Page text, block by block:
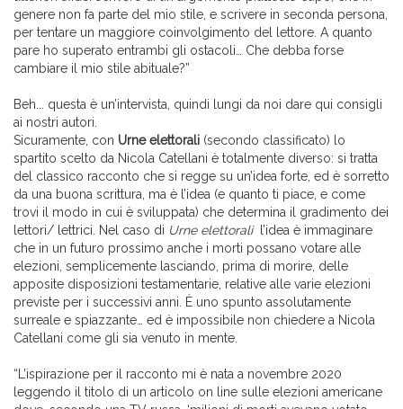
genere non fa parte del mio stile, e scrivere in seconda persona,
per tentare un maggiore coinvolgimento del lettore. A quanto
pare ho superato entrambi gli ostacoli… Che debba forse
cambiare il mio stile abituale?”
Beh... questa è un’intervista, quindi lungi da noi dare qui consigli
ai nostri autori.
Sicuramente, con Urne elettorali (secondo classificato) lo
spartito scelto da Nicola Catellani è totalmente diverso: si tratta
del classico racconto che si regge su un’idea forte, ed è sorretto
da una buona scrittura, ma è l’idea (e quanto ti piace, e come
trovi il modo in cui è sviluppata) che determina il gradimento dei
lettori/ lettrici. Nel caso di Urne elettoralil’idea è immaginare
che in un futuro prossimo anche i morti possano votare alle
elezioni, semplicemente lasciando, prima di morire, delle
apposite disposizioni testamentarie, relative alle varie elezioni
previste per i successivi anni. È uno spunto assolutamente
surreale e spiazzante… ed è impossibile non chiedere a Nicola
Catellani come gli sia venuto in mente.
“L’ispirazione per il racconto mi è nata a novembre 2020
leggendo il titolo di un articolo on line sulle elezioni americane